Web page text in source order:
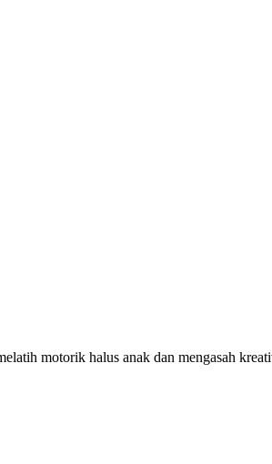
motorik halus anak dan mengasah